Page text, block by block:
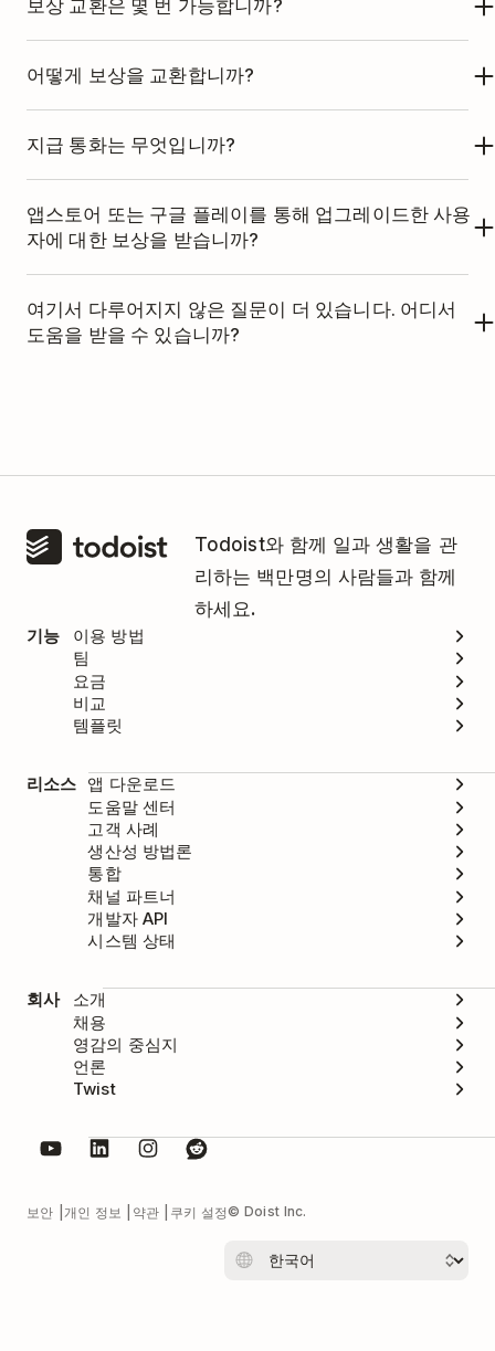
고유 Todoist 추천 링크 제공
독자들의 클릭 및 새로운 프로/비지니스 플랜 업
그레이드 파악
보상 보기 및 교환
다. 그 사용자가 90일 이내에 유료 Todoist 사용자가
되면 그 판매가 당신에게 귀속됩니다. 추천 받은 사람
이 사이트를 나가고 추천 링크를 다시 클릭하지 않고
나중에 다시 와도 그 판매는 당신의 것으로 간주됩니
다. 그 사용자가 90일 내에 유료 사용자가 되지 않아
니다.
아주 적은 양의 정보입니다. 이런 방식으로, 해당 사
당신의 고유 Todoist 추천 링크는 PartnerStack이
해당 링크에서의 유료 업그레이드를 당신에게 귀속
시킬 수 있으며, 보상 받을 수 있도록 해줍니다.
보상 교환은 몇 번 가능합니까?
Pending Rewards에서 PartnerStack 계정에 적립한
지난 보상만 교환할 수 있습니다. 구입 30일 이내에
Todoist 업그레이드는 전액 환불이 가능하므로, 해당
기간이 끝날 때까지 보상을 기다려야 합니다. 최신 결
제 조건은PartnerStack FAQ
어떻게 보상을 교환합니까?
지급 통화는 무엇입니까?
른 통화 (예: EUR)를 사용하는 경우, 송금된 금액은
앱스토어 또는 구글 플레이를 통해 업그레이드한 사용
자에 대한 보상을 받습니까?
다. 따라서 앱스토어 또는 구글 플레이를 통한 구매에
여기서 다루어지지 않은 질문이 더 있습니다. 어디서
도움을 받을 수 있습니까?
Todoist와 함께 일과 생활을 관
리하는 백만명의 사람들과 함께
하세요.
기능
이용 방법
팀
요금
비교
템플릿
리소스 앱 다운로드
도움말 센터
고객 사례
생산성 방법론
통합
채널 파트너
개발자 API
시스템 상태
회사
소개
채용
영감의 중심지
언론
Twist
보안 개인 정보 약관 쿠키 설정© Doist Inc.